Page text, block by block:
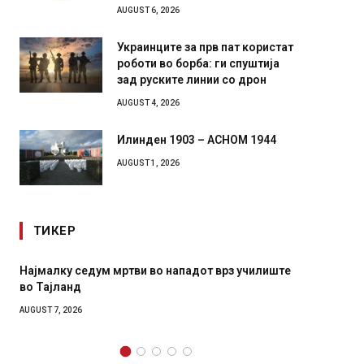
AUGUST 6, 2026
Украинците за прв пат користат
роботи во борба: ги спуштија
зад руските линии со дрон
AUGUST 4, 2026
Илинден 1903 – АСНОМ 1944
AUGUST 1, 2026
ТИКЕР
Најмалку седум мртви во нападот врз училиште
во Тајланд
AUGUST 7, 2026